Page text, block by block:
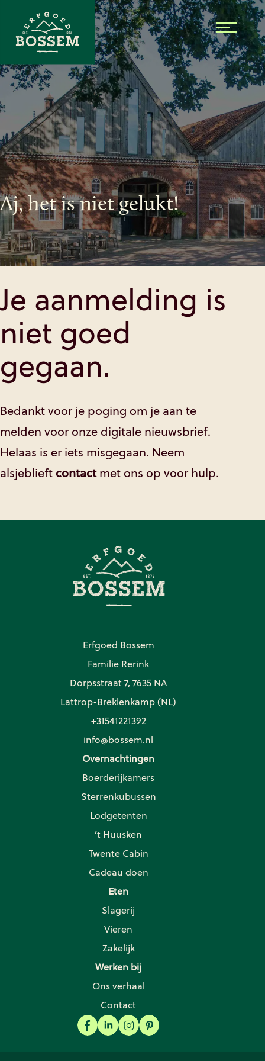
Skip to the content
Aj, het is niet gelukt!
Je aanmelding is
niet goed
gegaan.
Bedankt voor je poging om je aan te
melden voor onze digitale nieuwsbrief.
Helaas is er iets misgegaan. Neem
alsjeblieftcontactmet ons op voor hulp.
Erfgoed Bossem
Familie Rerink
Dorpsstraat 7, 7635 NA
Lattrop-Breklenkamp (NL)
+31541221392
info@bossem.nl
Overnachtingen
Boerderijkamers
Sterrenkubussen
Lodgetenten
’t Huusken
Twente Cabin
Cadeau doen
Eten
Slagerij
Vieren
Zakelijk
Werken bij
Ons verhaal
Contact